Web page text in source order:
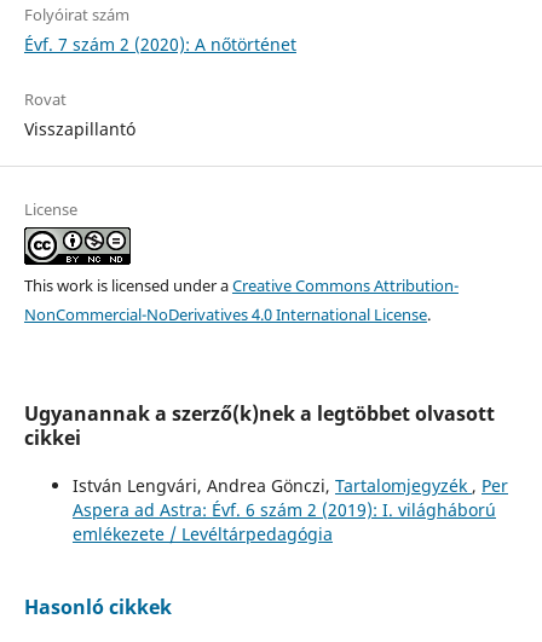
Folyóirat szám
Évf. 7 szám 2 (2020): A nőtörténet
Rovat
Visszapillantó
License
This work is licensed under aCreative Commons Attribution-
NonCommercial-NoDerivatives 4.0 International License.
Ugyanannak a szerző(k)nek a legtöbbet olvasott
cikkei
István Lengvári, Andrea Gönczi, Tartalomjegyzék , Per
Aspera ad Astra: Évf. 6 szám 2 (2019): I. világháború
emlékezete / Levéltárpedagógia
Hasonló cikkek